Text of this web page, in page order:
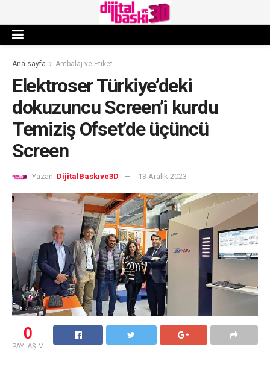
Ana sayfa Ambalaj ve Etiket
Elektroser Türkiye’deki
dokuzuncu Screen’i kurdu
Temiziş Ofset’de üçüncü
Screen
Yazan: DijitalBaskıve3D 13 Aralık 2023
0
PAYLAŞIM